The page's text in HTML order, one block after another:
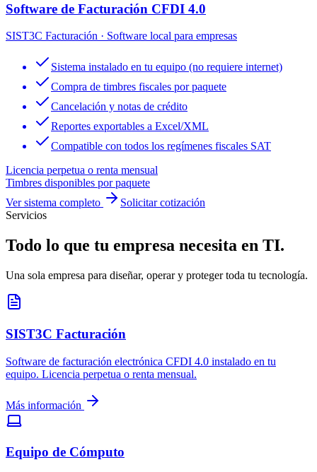
Software de Facturación CFDI 4.0
SIST3C Facturación · Software local para empresas
Sistema instalado en tu equipo (no requiere internet)
Compra de timbres fiscales por paquete
Cancelación y notas de crédito
Reportes exportables a Excel/XML
Compatible con todos los regímenes fiscales SAT
Licencia perpetua o renta mensual
Timbres disponibles por paquete
Ver sistema completo
Solicitar cotización
Servicios
Todo lo que tu empresa necesita en TI.
Una sola empresa para diseñar, operar y proteger toda tu tecnología.
SIST3C Facturación
Software de facturación electrónica CFDI 4.0 instalado en tu
equipo. Licencia perpetua o renta mensual.
Más información
Equipo de Cómputo